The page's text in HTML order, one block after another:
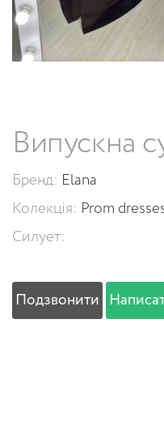
Випускна
Бренд: Elana
Колекція: Prom
Силует:
Подзвонити